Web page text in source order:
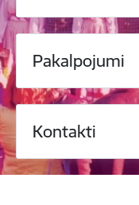
Pakalpojumi
Kontakti